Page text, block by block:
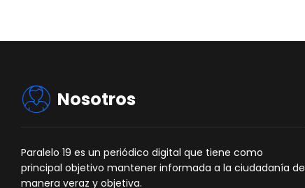
Nosotros
Paralelo 19 es un periódico digital que tiene como
principal objetivo mantener informada a la ciudadanía de
manera veraz y objetiva.